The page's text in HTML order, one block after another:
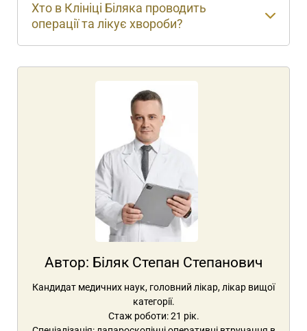
Хто в Клініці Біляка проводить
операції та лікує хвороби?
Автор: Біляк Степан Степанович
Кандидат медичних наук, головний лікар, лікар вищої
категорії.
Стаж роботи: 21 рік.